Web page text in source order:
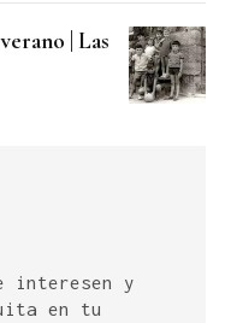
| Las
interesen y
en tu